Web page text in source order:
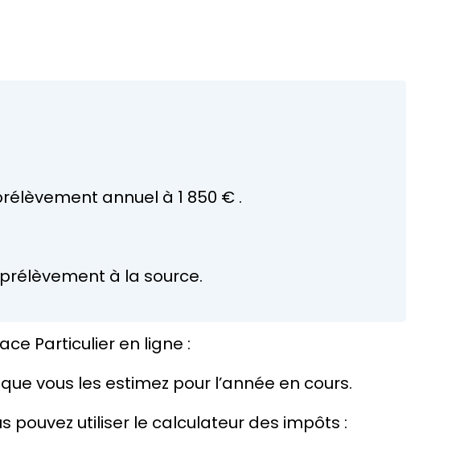
annuel à 1 850 € .
à la source.
Particulier en ligne :
vous les estimez pour l’année en cours.
pouvez utiliser le calculateur des impôts :